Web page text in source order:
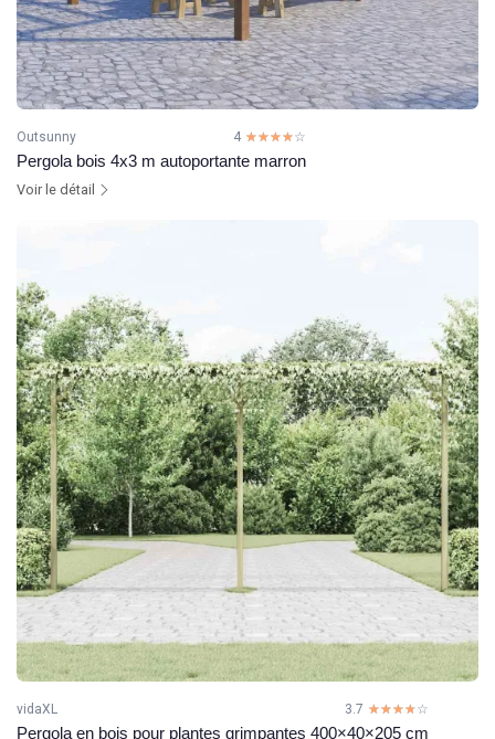
Outsunny 4 ☆☆☆☆☆
★★★★★
Pergola bois 4x3 m autoportante marron
Voir le détail
vidaXL 3.7 ☆☆☆☆☆
★★★★★
Pergola en bois pour plantes grimpantes 400×40×205 cm